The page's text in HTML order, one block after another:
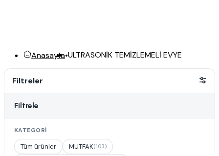
Anasayfa•ULTRASONİK TEMİZLEMELİ EVYE
Filtreler
Filtrele
KATEGORI
Tüm ürünler MUTFAK(103)